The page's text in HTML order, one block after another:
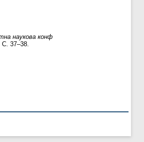
наукова конф
С. 37–38.